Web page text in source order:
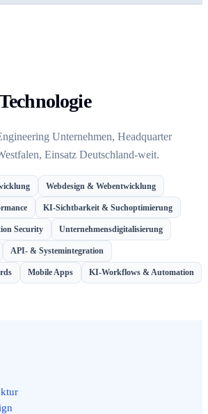
Unternehmen, Headquarter
Einsatz Deutschland-weit.
Webdesign & Webentwicklung
KI-Sichtbarkeit & Suchoptimierung
Security Unternehmensdigitalisierung
API- & Systemintegration
Mobile Apps KI-Workflows & Automation